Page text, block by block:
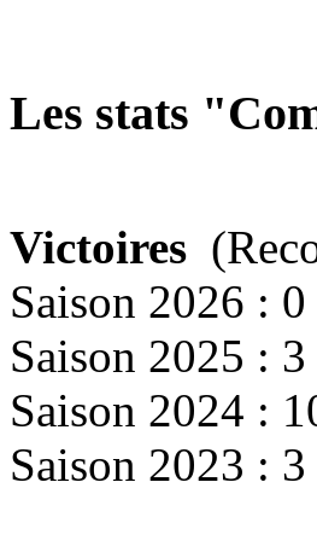
Les stats
Victoires
Saison 2026 :
Saison 2025 :
Saison 2024 :
Saison 2023 :